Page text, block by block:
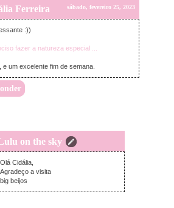
Ferreira sábado, fevereiro 25, 2023
:))
fazer a natureza especial ...
e um excelente fim de semana.
on the sky
segunda-feira, fevereiro 27, 2023
Olá Cidália,
Agradeço a visita
big beijos